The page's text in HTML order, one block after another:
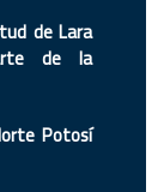
de Lara
de la
Potosí